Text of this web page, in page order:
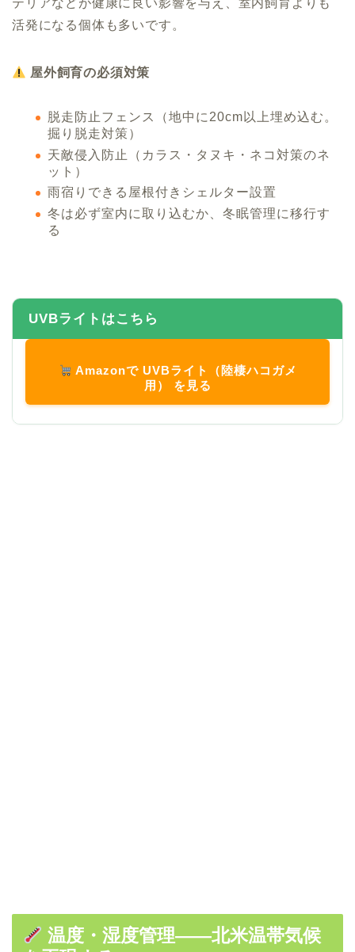
テリアなどが健康に良い影響を与え、室内飼育よりも
活発になる個体も多いです。
屋外飼育の必須対策
脱走防止フェンス（地中に20cm以上埋め込む。
掘り脱走対策）
天敵侵入防止（カラス・タヌキ・ネコ対策のネ
ット）
雨宿りできる屋根付きシェルター設置
冬は必ず室内に取り込むか、冬眠管理に移行す
る
UVBライトはこちら
Amazonで UVBライト（陸棲ハコガメ
用） を見る
温度・湿度管理――北米温帯気候